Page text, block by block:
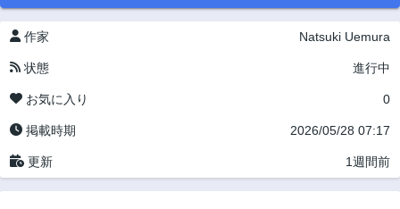
作家 Natsuki Uemura
状態 進行中
お気に入り 0
掲載時期 2026/05/28 07:17
更新 1週間前